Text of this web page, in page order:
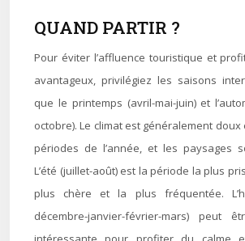
QUAND PARTIR ?
Pour éviter l’affluence touristique et
avantageux, privilégiez les saisons
que le printemps (avril-mai-juin) et
octobre). Le climat est généralement
périodes de l’année, et les paysages
L’été (juillet-août) est la période la plus
plus chère et la plus fréquentée.
décembre-janvier-février-mars) peut